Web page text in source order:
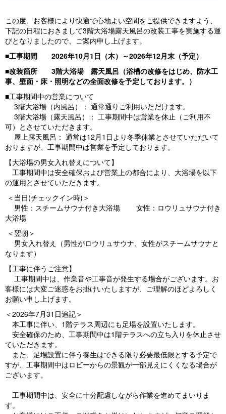
この度、お客様により快適で心地よい空間をご提供できますよう、
下記の日程におきまして3階大浴場露天風呂の改装工事を実施する運
びとなりましたので、ご案内申し上げます。
■工事期間 2026年10月1日（木）～2026年12月末（予定）
■改装箇所 3階大浴場 露天風呂（浴槽の改修をはじめ、防水工
事、壁面・床・照明などの全面改修を予定しております。）
■工事期間中の営業について
3階大浴場（内風呂）： 通常通りご利用いただけます。
3階大浴場（露天風呂）： 工事期間中は営業を休止（ご利用不
可）とさせていただきます。
屋上露天風呂： 通常は12月1日より冬季休業とさせていただいて
おりますが、工事期間中は営業を予定しております。
【大浴場の男女入れ替えについて】
工事期間中は安全確保および営業上の都合により、大浴場を以下
の運用とさせていただきます。
＜当日(チェックイン時)＞
男性：スチームサウナ付き大浴場 女性：ロウリュサウナ付き
大浴場
＜翌朝＞
男女入れ替え（男性がロウリュサウナ、女性がスチームサウナと
なります）
【工事に伴うご注意】
工事期間中は、作業音や工事音が発生する場合がございます。お
客様には大変ご迷惑をお掛けいたしますが、ご理解のほどよろしく
お願い申し上げます。
＜2026年7月31日追記＞
本工事に伴い、1階テラス周辺にも足場を設置いたします。
安全確保のため、工事期間中は1階テラスへの立ち入りを休止させ
ていただきます。
また、足場設置に伴う養生はできる限り必要最低限とする予定で
すが、工事期間中はロビーからの景観が一部見えにくくなる場合が
ございます。
工事期間中は、安全に十分配慮しながら作業を進めてまいりま
す。